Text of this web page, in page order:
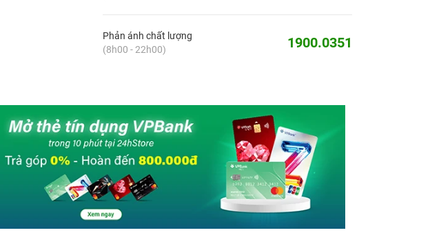
Phản ánh chất lượng
(8h00 - 22h00)
1900.0351